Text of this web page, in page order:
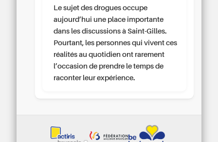
Le sujet des drogues occupe
aujourd’hui une place importante
dans les discussions à Saint-Gilles.
Pourtant, les personnes qui vivent ces
réalités au quotidien ont rarement
l’occasion de prendre le temps de
raconter leur expérience.